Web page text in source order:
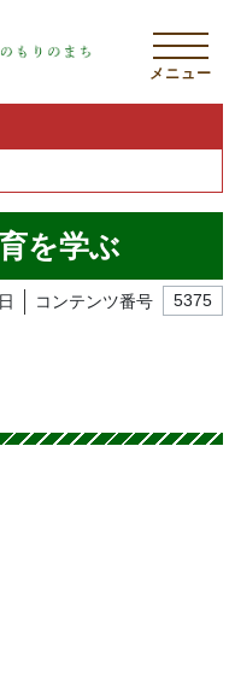
メニュー
を学ぶ
コンテンツ番号 5375